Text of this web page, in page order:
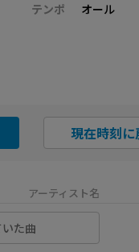
テンポ
オール
現在時刻に
アーティスト名
た曲